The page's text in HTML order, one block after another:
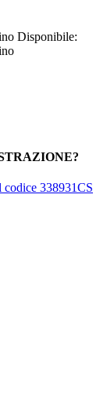
Disponibile:
codice 338931CS